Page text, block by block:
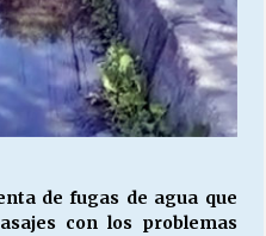
de fugas de agua que
con los problemas